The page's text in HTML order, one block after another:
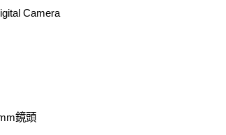
Camera
鏡頭